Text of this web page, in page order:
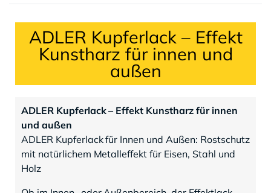
ADLER Kupferlack – Effekt
Kunstharz für innen und
außen
ADLER Kupferlack – Effekt Kunstharz für innen
und außen
ADLER Kupferlack für Innen und Außen: Rostschutz
mit natürlichem Metalleffekt für Eisen, Stahl und
Holz